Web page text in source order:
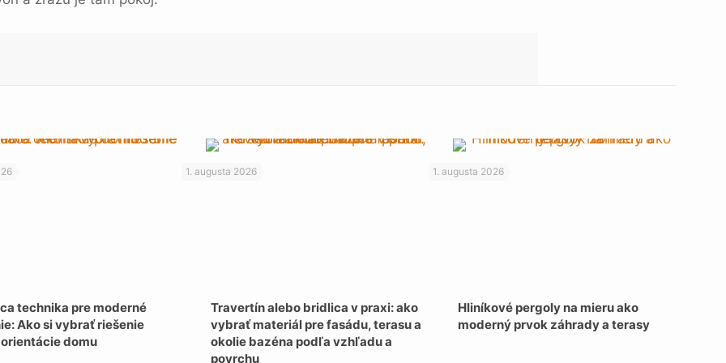
technika pre moderné
Ako si vybrať riešenie
domu
1. augusta 2026
Travertín alebo bridlica v praxi: ako
vybrať materiál pre fasádu, terasu a
okolie bazéna podľa vzhľadu a
povrchu
1. augusta 2026
Hliníkové pergoly na mieru ako
moderný prvok záhrady a terasy